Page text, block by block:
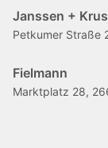
Janssen +
Petkumer Straße
Fielmann
Marktplatz 28,